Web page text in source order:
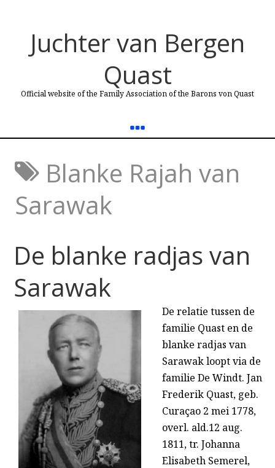
Juchter van Bergen
Quast
Official website of the Family Association of the Barons von Quast
Blanke Rajah van
Sarawak
De blanke radjas van
Sarawak
De relatie tussen de
familie Quast en de
blanke radjas van
Sarawak loopt via de
familie De Windt. Jan
Frederik Quast, geb.
Curaçao 2 mei 1778,
overl. ald.12 aug.
1811, tr. Johanna
Elisabeth Semerel,